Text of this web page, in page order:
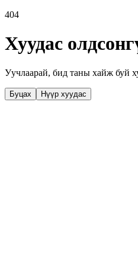
404
Хуудас
Уучлаарай, бид таны хайж буй
Буцах Нүүр хуудас